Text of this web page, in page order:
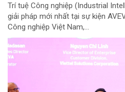
Trí tuệ Công nghiệp (Industrial
giải pháp mới nhất tại sự kiện
Công nghiệp Việt Nam,...